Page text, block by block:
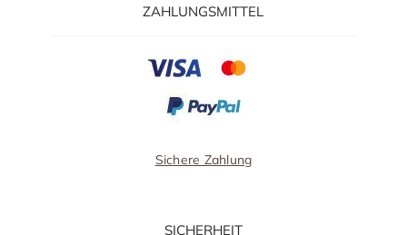
ZAHLUNGSMITTEL
Sichere Zahlung
SICHERHEIT